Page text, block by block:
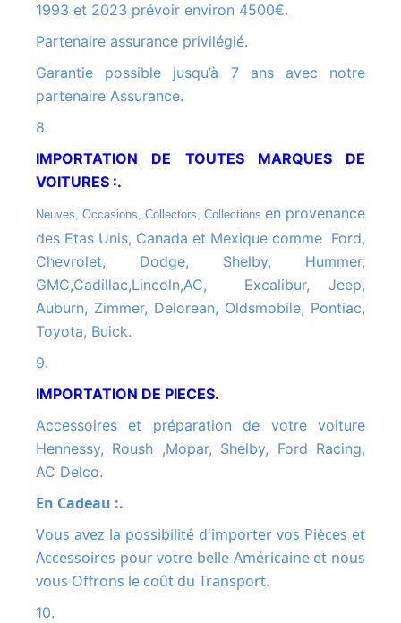
1993 et 2023 prévoir environ 4500€.
Partenaire assurance privilégié.
Garantie possible jusqu’à 7 ans avec notre
partenaire Assurance.
8.
IMPORTATION DE TOUTES MARQUES DE
VOITURES :.
Neuves, Occasions, Collectors, Collections en provenance
des Etas Unis, Canada et Mexique comme Ford,
Chevrolet, Dodge, Shelby, Hummer,
GMC,Cadillac,Lincoln,AC, Excalibur, Jeep,
Auburn, Zimmer, Delorean, Oldsmobile, Pontiac,
Toyota, Buick.
9.
IMPORTATION DE PIECES.
Accessoires et préparation de votre voiture
Hennessy, Roush ,Mopar, Shelby, Ford Racing,
AC Delco.
En Cadeau :.
Vous avez la possibilité d'importer vos Pièces et
Accessoires pour votre belle Américaine et nous
vous Offrons le coût du Transport.
10.